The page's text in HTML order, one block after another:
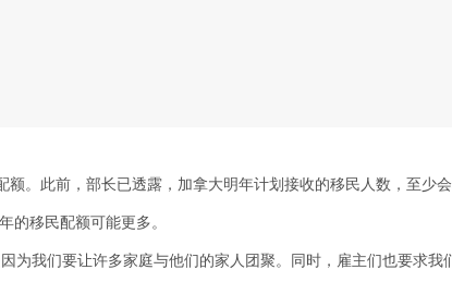
。此前，部长已透露，加拿大明年计划接收的移民人数，至少会
的移民配额可能更多。
为我们要让许多家庭与他们的家人团聚。同时，雇主们也要求我